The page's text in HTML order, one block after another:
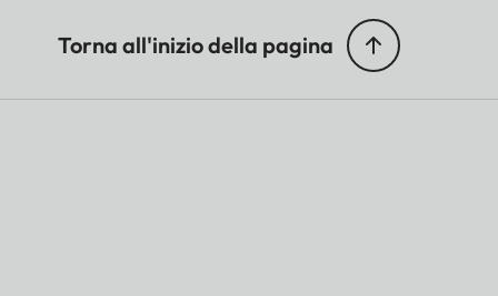
Torna all'inizio della pagina